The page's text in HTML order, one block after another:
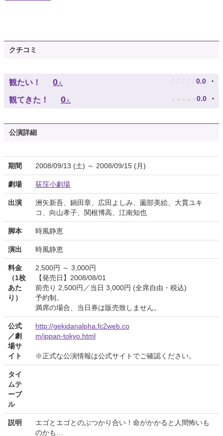
クチコミ
観たい！ 0人 ♪ ♪ ♪ ♪ ♪ 0.0
観てきた！ 0人 ★ ★ ★ ★ ★ 0.0
公演詳細
期間 2008/09/13 (土) ～ 2008/09/15 (月)
劇場 荻窪小劇場
出演
洲矢新吾、鍋田章、広田よしみ、薗部美絵、大貫ユキ
コ、向山孝子、関根博高、江南知也
脚本 時風静恵
演出 時風静恵
料金
（1枚
あた
り）
2,500円 ～ 3,000円
【発売日】2008/08/01
前売り 2,500円／当日 3,000円 (全席自由・税込)
予約制。
満席の場合、当日券は販売致しません。
公式
／劇
場サ
イト
http://gekidanalpha.fc2web.co
m/ippan-tokyo.html
※正式な公演情報は公式サイトでご確認ください。
タイ
ムテ
ーブ
ル
説明
エゴとエゴとのぶつかり合い！命がかかると人間怖いも
のかも…